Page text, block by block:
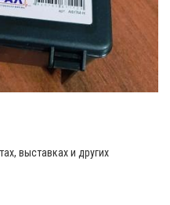
выставках и других